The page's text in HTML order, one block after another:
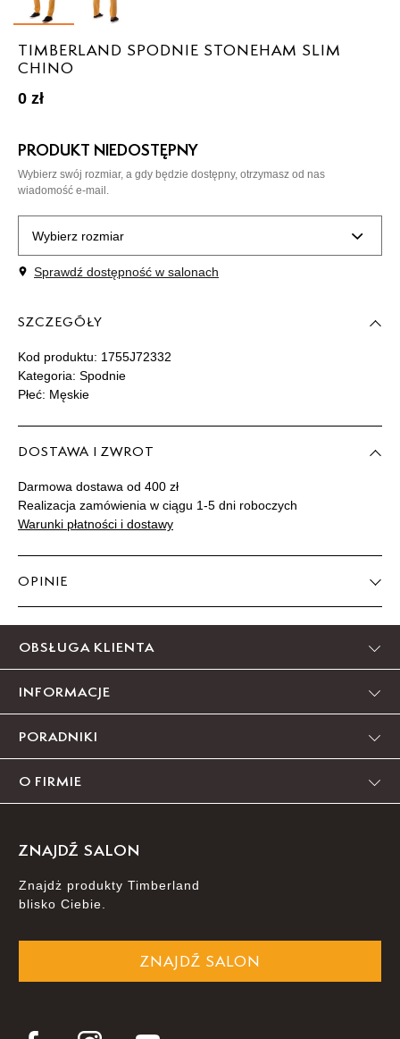
TIMBERLAND SPODNIE STONEHAM SLIM
CHINO
0 zł
PRODUKT NIEDOSTĘPNY
Wybierz swój rozmiar, a gdy będzie dostępny, otrzymasz od nas
wiadomość e-mail.
Wybierz rozmiar
Powiadom o
dostępności
34/32
Powiadom o
38/32
Powiadom o
dostępności
40/32
42/32
dostępności
Sprawdź dostępność w salonach
SZCZEGÓŁY
Kod produktu: 1755J72332
Kategoria: Spodnie
Płeć: Męskie
DOSTAWA I ZWROT
Darmowa dostawa od 400 zł
Realizacja zamówienia w ciągu 1-5 dni roboczych
Warunki płatności i dostawy
OPINIE
OBSŁUGA KLIENTA
INFORMACJE
PORADNIKI
O FIRMIE
ZNAJDŹ SALON
Znajdż produkty Timberland
blisko Ciebie.
ZNAJDŹ SALON